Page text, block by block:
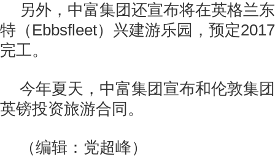
另外，中富集团还宣布将在英格兰
特（Ebbsfleet）兴建游乐园，预定
完工。
今年夏天，中富集团宣布和伦敦集
英镑投资旅游合同。
（编辑：党超峰）